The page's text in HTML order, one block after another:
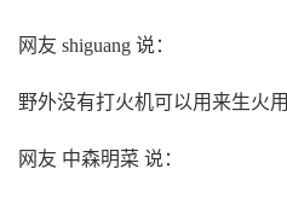
网友 shiguang 说：
野外没有打火机可以用来生火用
网友 中森明菜 说：